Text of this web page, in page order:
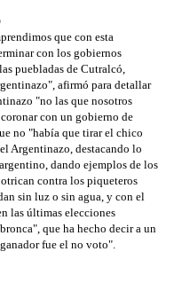
que con esta
con los gobiernos
puebladas de Cutralcó,
afirmó para detallar
"no las que nosotros
con un gobierno de
no "había que tirar el chico
Argentinazo, destacando lo
dando ejemplos de los
contra los piqueteros
sin luz o sin agua, y con el
las últimas elecciones
que ha hecho decir a un
fue el no voto".